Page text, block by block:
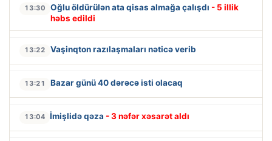
13:30 Oğlu öldürülən ata qisas almağa çalışdı - 5 illik
həbs edildi
13:22 Vaşinqton razılaşmaları nəticə verib
13:21 Bazar günü 40 dərəcə isti olacaq
13:04 İmişlidə qəza - 3 nəfər xəsarət aldı